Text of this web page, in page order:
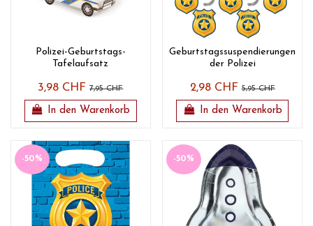
Polizei-Geburtstags-
Tafelaufsatz
3,98 CHF7,95 CHF
In den Warenkorb
Geburtstagssuspendierungen
der Polizei
2,98 CHF5,95 CHF
In den Warenkorb
-50% -50%